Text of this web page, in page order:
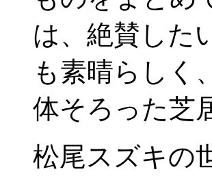
は、絶賛した
も素晴らしく
体そろった芝
松尾スズキの